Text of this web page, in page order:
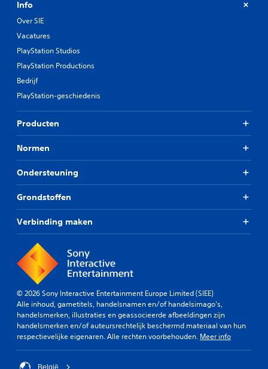
Info
Over SIE
Vacatures
PlayStation Studios
PlayStation Productions
Bedrijf
PlayStation-geschiedenis
Producten
Normen
Ondersteuning
Grondstoffen
Verbinding maken
© 2026 Sony Interactive Entertainment Europe Limited (SIEE)
Alle inhoud, gametitels, handelsnamen en/of handelsimago's,
handelsmerken, illustraties en geassocieerde afbeeldingen zijn
handelsmerken en/of auteursrechtelijk beschermd materiaal van hun
respectievelijke eigenaren. Alle rechten voorbehouden. Meer info
België